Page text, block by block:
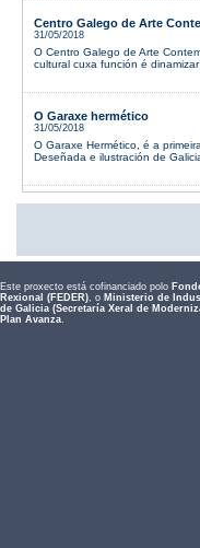
Centro Galego de Arte
31/05/2018
O Centro Galego de Arte
cultural cuxa función é dinamizar
O Garaxe hermético
31/05/2018
O Garaxe Hermético, é a
Deseñada e ilustración de
Este proxecto está cofinanciado polo
Rexional (FEDER), o Ministerio de
de Galicia (Secretaría Xeral de
Plan Avanza.